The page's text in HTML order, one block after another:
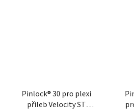
Pinlock® 30 pro plexi
přileb Velocity ST